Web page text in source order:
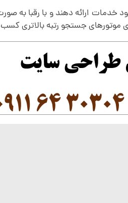
به مشتریان خود خدمات ارائه دهند و
موتورهای جستجو رتبه بالاتری